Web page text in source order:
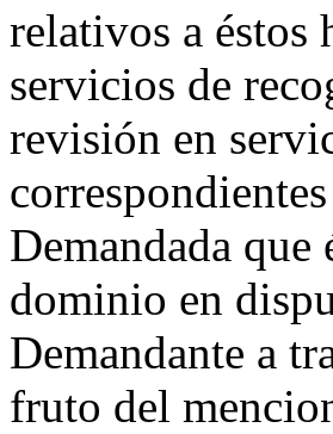
relativos a éstos
servicios de
revisión en
Demandada
dominio en
Demandante a
fruto del